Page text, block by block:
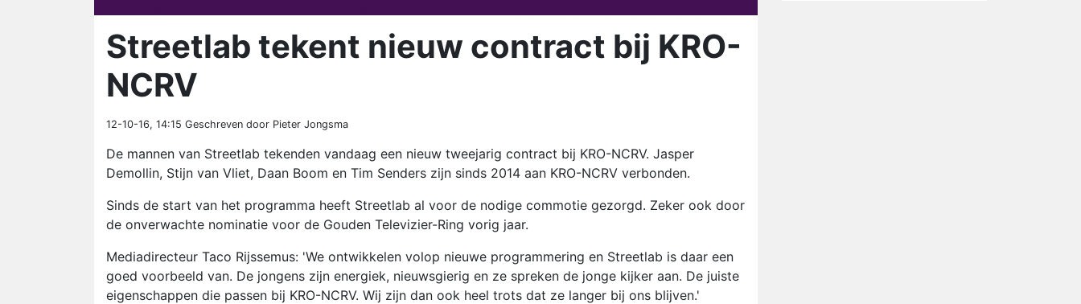
Streetlab tekent nieuw contract bij KRO-
NCRV
12-10-16, 14:15 Geschreven door Pieter Jongsma
De mannen van Streetlab tekenden vandaag een nieuw tweejarig contract bij KRO-NCRV. Jasper
Demollin, Stijn van Vliet, Daan Boom en Tim Senders zijn sinds 2014 aan KRO-NCRV verbonden.
Sinds de start van het programma heeft Streetlab al voor de nodige commotie gezorgd. Zeker ook door
de onverwachte nominatie voor de Gouden Televizier-Ring vorig jaar.
Mediadirecteur Taco Rijssemus: 'We ontwikkelen volop nieuwe programmering en Streetlab is daar een
goed voorbeeld van. De jongens zijn energiek, nieuwsgierig en ze spreken de jonge kijker aan. De juiste
eigenschappen die passen bij KRO-NCRV. Wij zijn dan ook heel trots dat ze langer bij ons blijven.'